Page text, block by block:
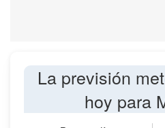
La previsión
hoy para